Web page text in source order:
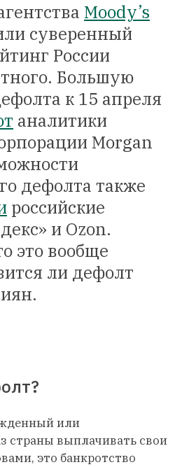
Moody’s
суверенный
России
Большую
к 15 апреля
аналитики
Morgan
дефолта также
российские
и Ozon.
это вообще
ли дефолт
или
страны выплачивать свои
это банкротство